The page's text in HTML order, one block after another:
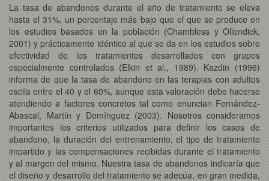
La tasa de abandonos durante el año de tratamiento se eleva
hasta el 31%, un porcentaje más bajo que el que se produce en
los estudios basados en la población (Chambless y Ollendick,
2001) y prácticamente idéntico al que se da en los estudios sobre
efectividad de los tratamientos desarrollados con grupos
especialmente controlados (Elkin et al., 1989). Kazdin (1996)
informa de que la tasa de abandono en las terapias con adultos
oscila entre el 40 y el 60%, aunque esta valoración debe hacerse
atendiendo a factores concretos tal como enuncian Fernández-
Abascal, Martín y Domínguez (2003). Nosotros consideramos
importantes los criterios utilizados para definir los casos de
abandono, la duración del entrenamiento, el tipo de tratamiento
impartido y las compensaciones recibidas durante el tratamiento
y al margen del mismo. Nuestra tasa de abandonos indicaría que
el diseño y desarrollo del tratamiento se adecúa, en gran medida,